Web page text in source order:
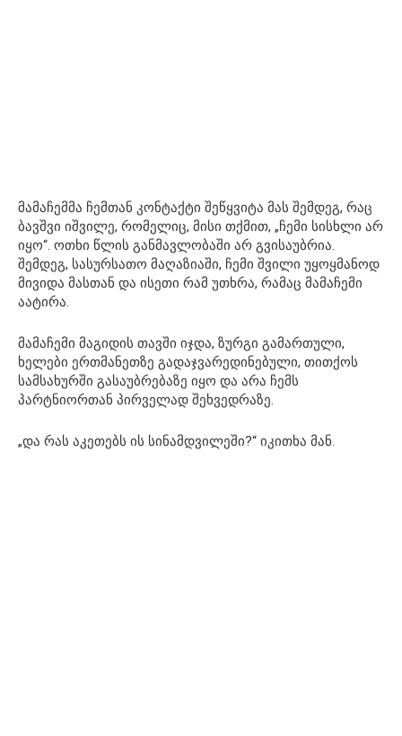
მამაჩემმა ჩემთან კონტაქტი შეწყვიტა მას შემდეგ, რაც
ბავშვი იშვილე, რომელიც, მისი თქმით, „ჩემი სისხლი არ
იყო“. ოთხი წლის განმავლობაში არ გვისაუბრია.
შემდეგ, სასურსათო მაღაზიაში, ჩემი შვილი უყოყმანოდ
მივიდა მასთან და ისეთი რამ უთხრა, რამაც მამაჩემი
აატირა.
მამაჩემი მაგიდის თავში იჯდა, ზურგი გამართული,
ხელები ერთმანეთზე გადაჯვარედინებული, თითქოს
სამსახურში გასაუბრებაზე იყო და არა ჩემს
პარტნიორთან პირველად შეხვედრაზე.
„და რას აკეთებს ის სინამდვილეში?“ იკითხა მან.